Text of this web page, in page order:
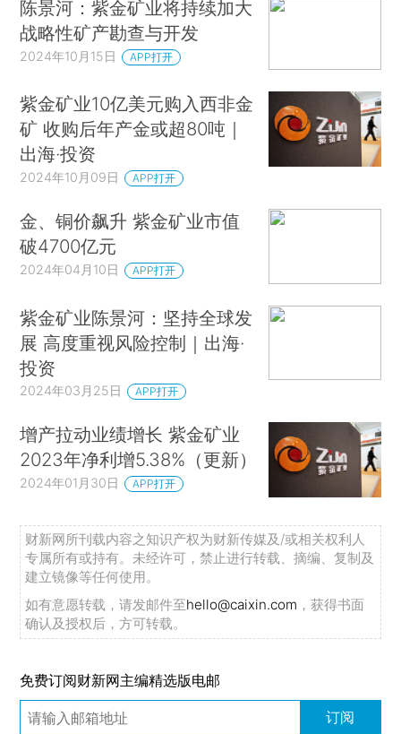
陈景河：紫金矿业将持续加大
战略性矿产勘查与开发
2024年10月15日 APP打开
紫金矿业10亿美元购入西非金
矿 收购后年产金或超80吨｜
出海·投资
2024年10月09日 APP打开
金、铜价飙升 紫金矿业市值
破4700亿元
2024年04月10日 APP打开
紫金矿业陈景河：坚持全球发
展 高度重视风险控制｜出海·
投资
2024年03月25日 APP打开
增产拉动业绩增长 紫金矿业
2023年净利增5.38%（更新）
2024年01月30日 APP打开
财新网所刊载内容之知识产权为财新传媒及/或相关权利人
专属所有或持有。未经许可，禁止进行转载、摘编、复制及
建立镜像等任何使用。
如有意愿转载，请发邮件至hello@caixin.com ，获得书面
确认及授权后，方可转载。
免费订阅财新网主编精选版电邮
订阅